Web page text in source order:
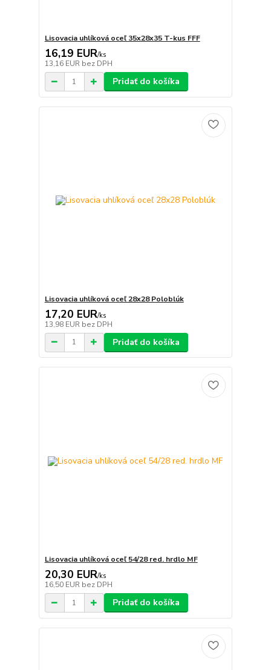
Lisovacia uhlíková oceľ 35x28x35 T-kus FFF
16,19 EUR/ks
13,16 EUR bez DPH
Pridať do košíka
Lisovacia uhlíková oceľ 28x28 Poloblúk
17,20 EUR/ks
13,98 EUR bez DPH
Pridať do košíka
Lisovacia uhlíková oceľ 54/28 red. hrdlo MF
20,30 EUR/ks
16,50 EUR bez DPH
Pridať do košíka